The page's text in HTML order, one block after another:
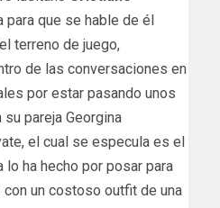
para que se hable de él
terreno de juego,
de las conversaciones en
por estar pasando unos
pareja Georgina
el cual se especula es el
ha hecho por posar para
con un costoso outfit de una